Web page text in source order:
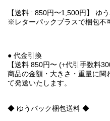
【送料 : 850円〜1,500円】 ゆ
※レターパックプラスで梱包不
● 代金引換
【送料 850円〜 (+代引手数料
商品の金額・大きさ・重量に関
て発送いたします。
◆ ゆうパック梱包送料 ◆